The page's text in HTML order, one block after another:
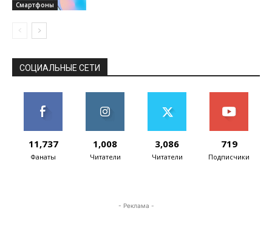
Смартфоны
СОЦИАЛЬНЫЕ СЕТИ
11,737
Фанаты
1,008
Читатели
3,086
Читатели
719
Подписчики
- Реклама -